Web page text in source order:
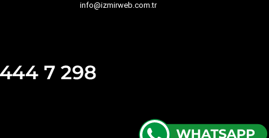
info@izmirweb.com.tr